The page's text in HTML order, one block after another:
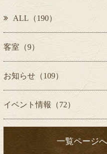
ALL（190）
客室（9）
お知らせ（109）
イベント情報（72）
一覧ページへ